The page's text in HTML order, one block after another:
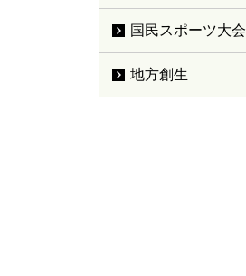
国民スポーツ大会
地方創生